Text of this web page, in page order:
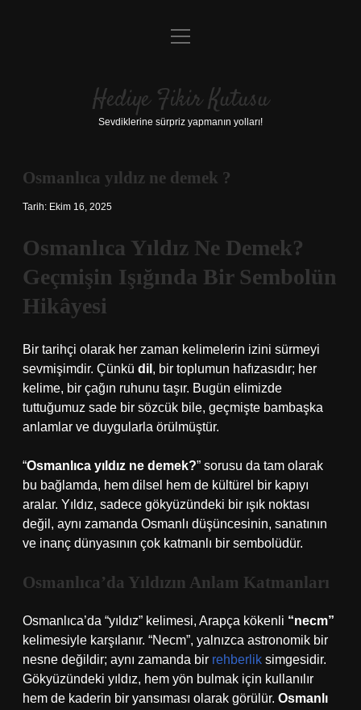
Anasayfa
Yasal Uyarı
menüyü
Hediye Fikir Kutusu
Sevdiklerine sürpriz yapmanın yolları!
Osmanlıca yıldız ne demek ?
Tarih: Ekim 16, 2025
Osmanlıca Yıldız Ne Demek?
Geçmişin Işığında Bir Sembolün
Hikâyesi
Bir tarihçi olarak her zaman kelimelerin izini sürmeyi
sevmişimdir. Çünkü dil , bir toplumun hafızasıdır; her
kelime, bir çağın ruhunu taşır. Bugün elimizde
tuttuğumuz sade bir sözcük bile, geçmişte bambaşka
anlamlar ve duygularla örülmüştür.
“Osmanlıca yıldız ne demek?” sorusu da tam olarak
bu bağlamda, hem dilsel hem de kültürel bir kapıyı
aralar. Yıldız, sadece gökyüzündeki bir ışık noktası
değil, aynı zamanda Osmanlı düşüncesinin, sanatının
ve inanç dünyasının çok katmanlı bir sembolüdür.
Osmanlıca’da Yıldızın Anlam Katmanları
Osmanlıca’da “yıldız” kelimesi, Arapça kökenli “necm”
kelimesiyle karşılanır. “Necm”, yalnızca astronomik bir
nesne değildir; aynı zamanda bir rehberlik simgesidir.
Gökyüzündeki yıldız, hem yön bulmak için kullanılır
hem de kaderin bir yansıması olarak görülür. Osmanlı